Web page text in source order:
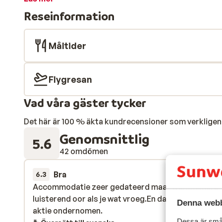
Denna
kvällen serveras läckra rätter i den traditionellt
Reseinformation
Måltider
Flygresan
Vad våra gäster tycker
Det här är 100 % äkta kundrecensioner som
5.6 Genomsnittlig
42 omdömen
6.3 Bra
1 apr.
Accommodatie zeer gedateerd maar werknemers
luisterend oor als je wat vroeg.En dan werd er
aktie ondernomen.
Accommodatie zeer gedateerd maar werknemers
luisterend oor als je wat vroeg.En dan werd er
aktie ondernomen.